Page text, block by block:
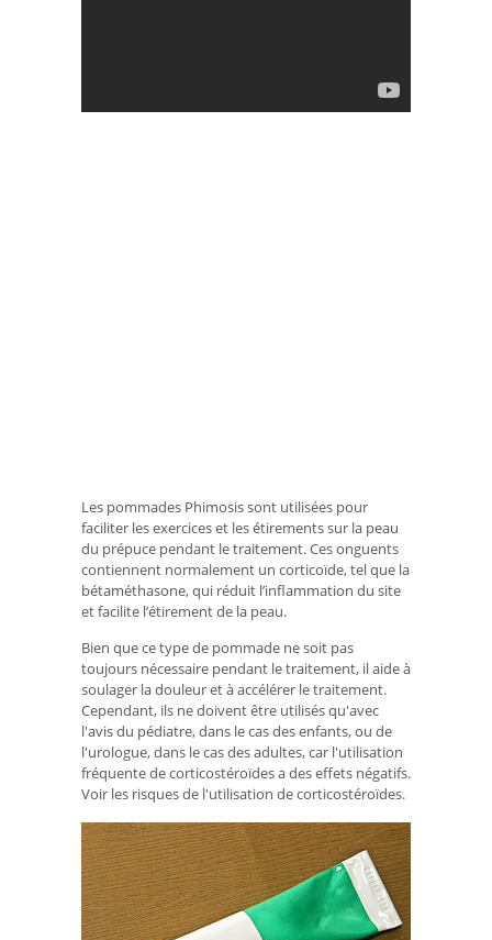
Les pommades Phimosis sont utilisées pour
faciliter les exercices et les étirements sur la peau
du prépuce pendant le traitement. Ces onguents
contiennent normalement un corticoïde, tel que la
bétaméthasone, qui réduit l’inflammation du site
et facilite l’étirement de la peau.
Bien que ce type de pommade ne soit pas
toujours nécessaire pendant le traitement, il aide à
soulager la douleur et à accélérer le traitement.
Cependant, ils ne doivent être utilisés qu'avec
l'avis du pédiatre, dans le cas des enfants, ou de
l'urologue, dans le cas des adultes, car l'utilisation
fréquente de corticostéroïdes a des effets négatifs.
Voir les risques de l'utilisation de corticostéroïdes.